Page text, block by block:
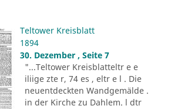
Teltower Kreisblatt
1894
30. Dezember , Seite 7
"...Teltower Kreisblatteltr e e
iliige zte r, 74 es , eltr e l . Die
neuentdeckten Wandgemälde .
in der Kirche zu Dahlem. l dtr